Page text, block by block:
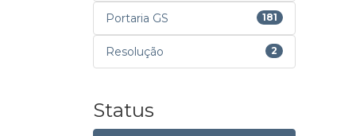
Portaria GS 181
Resolução 2
Status